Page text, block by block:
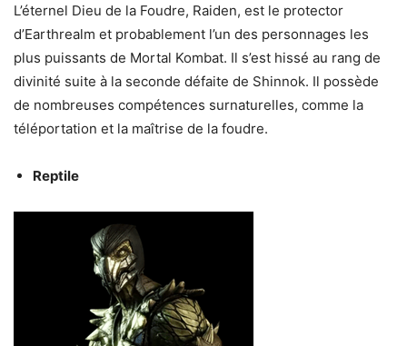
L’éternel Dieu de la Foudre, Raiden, est le protector
d’Earthrealm et probablement l’un des personnages les
plus puissants de Mortal Kombat. Il s’est hissé au rang de
divinité suite à la seconde défaite de Shinnok. Il possède
de nombreuses compétences surnaturelles, comme la
téléportation et la maîtrise de la foudre.
Reptile